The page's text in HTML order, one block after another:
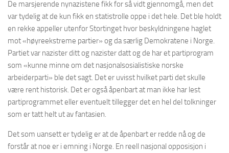
De marsjerende nynazistene fikk for så vidt gjennomgå, men det
var tydelig at de kun fikk en statistrolle oppe i det hele. Det ble holdt
en rekke appeller utenfor Stortinget hvor beskyldningene haglet
mot «høyreekstreme partier» og da særlig Demokratene i Norge.
Partiet var nazister ditt og nazister datt og de har et partiprogram
som «kunne minne om det nasjonalsosialistiske norske
arbeiderparti» ble det sagt. Det er uvisst hvilket parti det skulle
være rent historisk. Det er også åpenbart at man ikke har lest
partiprogrammet eller eventuelt tillegger det en hel del tolkninger
som er tatt helt ut av fantasien.
Det som uansett er tydelig er at de åpenbart er redde nå og de
forstår at noe er i emning i Norge. En reell nasjonal opposisjon i